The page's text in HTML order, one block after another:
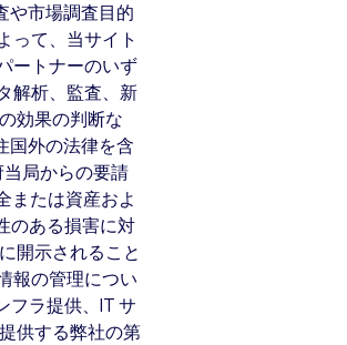
や市場調査目的
って、当サイト
ートナーのいず
解析、監査、新
効果の判断な
国外の法律を含
局からの要請
または資産およ
のある損害に対
開示されること
報の管理につい
フラ提供、IT サ
供する弊社の第